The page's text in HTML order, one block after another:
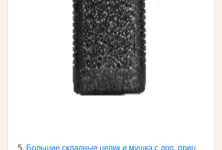
5. Большие складные целик и мушка с доп. приц.